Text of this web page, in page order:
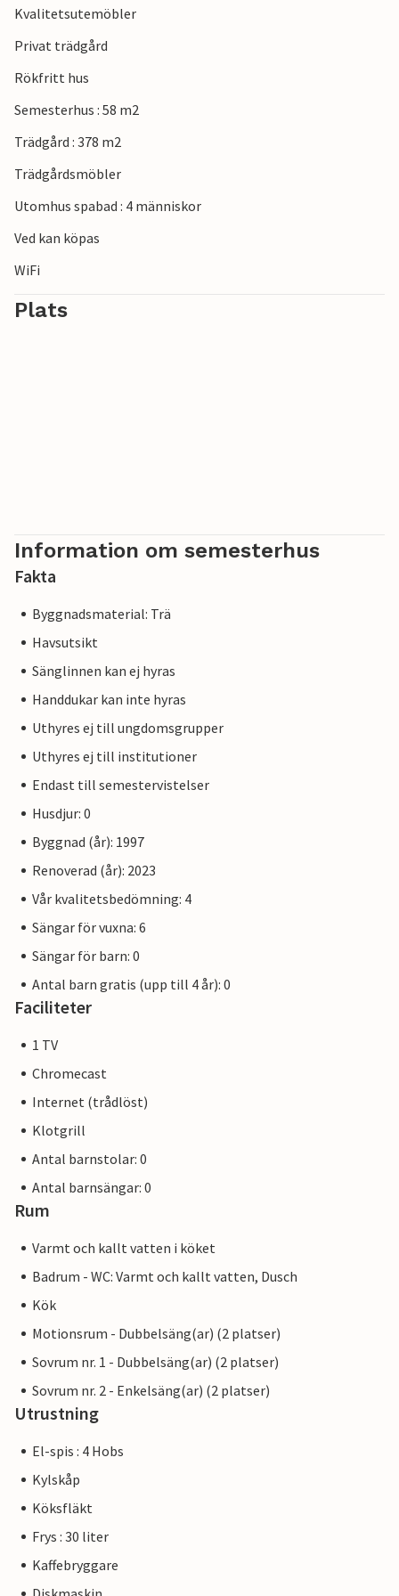
omgivande området med små sjöar och sanddynen i
Hvidbjerg. Du kan också besöka städerna Fredericia eller
städerna.
Kvalitetsutemöbler
Privat trädgård
Rökfritt hus
Semesterhus : 58 m2
Trädgård : 378 m2
Trädgårdsmöbler
Utomhus spabad : 4 människor
Ved kan köpas
WiFi
Plats
Information om semesterhus
Fakta
Byggnadsmaterial: Trä
Havsutsikt
Sänglinnen kan ej hyras
Handdukar kan inte hyras
Uthyres ej till ungdomsgrupper
Uthyres ej till institutioner
Endast till semestervistelser
Husdjur: 0
Byggnad (år): 1997
Renoverad (år): 2023
Vår kvalitetsbedömning: 4
Sängar för vuxna: 6
Sängar för barn: 0
Antal barn gratis (upp till 4 år): 0
Faciliteter
1 TV
Chromecast
Internet (trådlöst)
Klotgrill
Antal barnstolar: 0
Antal barnsängar: 0
Rum
Varmt och kallt vatten i köket
Badrum - WC: Varmt och kallt vatten, Dusch
Kök
Motionsrum - Dubbelsäng(ar) (2 platser)
Sovrum nr. 1 - Dubbelsäng(ar) (2 platser)
Sovrum nr. 2 - Enkelsäng(ar) (2 platser)
Utrustning
El-spis : 4 Hobs
Kylskåp
Köksfläkt
Frys : 30 liter
Kaffebryggare